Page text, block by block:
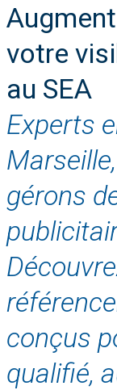
votre
au SEA
Experts
gérons
conçus
qualifié,